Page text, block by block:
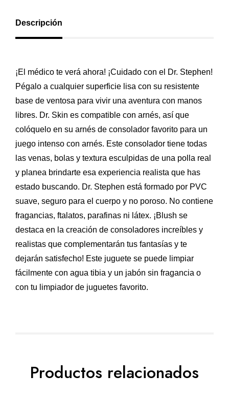
Descripción
¡El médico te verá ahora! ¡Cuidado con el Dr. Stephen!
Pégalo a cualquier superficie lisa con su resistente
base de ventosa para vivir una aventura con manos
libres. Dr. Skin es compatible con arnés, así que
colóquelo en su arnés de consolador favorito para un
juego intenso con arnés. Este consolador tiene todas
las venas, bolas y textura esculpidas de una polla real
y planea brindarte esa experiencia realista que has
estado buscando. Dr. Stephen está formado por PVC
suave, seguro para el cuerpo y no poroso. No contiene
fragancias, ftalatos, parafinas ni látex. ¡Blush se
destaca en la creación de consoladores increíbles y
realistas que complementarán tus fantasías y te
dejarán satisfecho! Este juguete se puede limpiar
fácilmente con agua tibia y un jabón sin fragancia o
con tu limpiador de juguetes favorito.
Productos relacionados